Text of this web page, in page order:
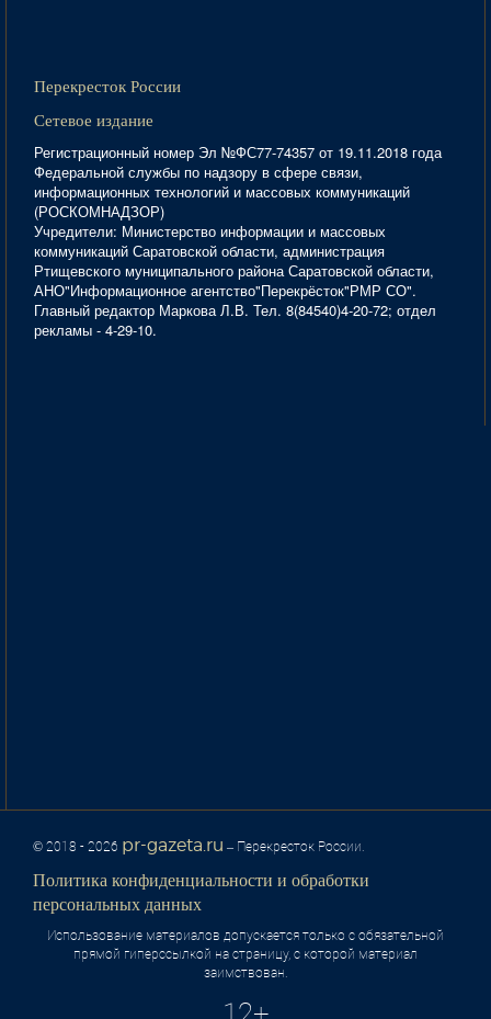
Перекресток России
Сетевое издание
Регистрационный номер Эл №ФС77-74357 от 19.11.2018 года
Федеральной службы по надзору в сфере связи,
информационных технологий и массовых коммуникаций
(РОСКОМНАДЗОР)
Учредители: Министерство информации и массовых
коммуникаций Саратовской области, администрация
Ртищевского муниципального района Саратовской области,
АНО"Информационное агентство"Перекрёсток"РМР СО".
Главный редактор Маркова Л.В. Тел. 8(84540)4-20-72; отдел
рекламы - 4-29-10.
© 2018 - 2026 pr-gazeta.ru – Перекресток России.
Политика конфиденциальности и обработки
персональных данных
Использование материалов допускается только с обязательной
прямой гиперссылкой на страницу, с которой материал
заимствован.